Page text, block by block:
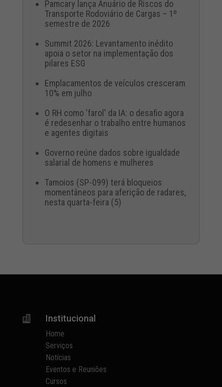
Pamcary lança Anuário de Riscos do
Transporte Rodoviário de Cargas – 1º
semestre de 2026
Summit 2026: Levantamento inédito
apoia o setor na implementação dos
pilares ESG
Emplacamentos de veículos cresceram
10% em julho
O RH como 'farol' da IA: o desafio agora
é redesenhar o trabalho entre humanos
e agentes digitais
Governo reúne dados sobre igualdade
salarial de homens e mulheres
Tamoios (SP-099) terá bloqueios
momentâneos para aferição de radares,
nesta quarta-feira (5)
 Institucional
Home
Serviços
Notícias
Eventos e Reuniões
Cursos